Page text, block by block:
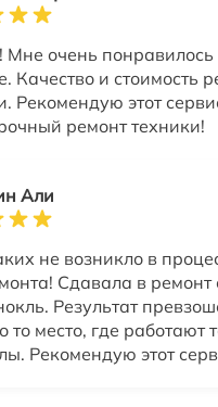
Мне очень понравилось
Качество и стоимость
Рекомендую этот
ремонт техники!
Али
не возникло в
Сдавала в ремонт
Результат
то место, где работают
Рекомендую этот